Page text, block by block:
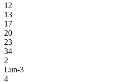
12
13
17
20
23
34
2
Lun-3
4